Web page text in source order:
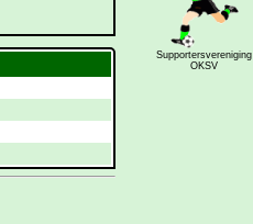
Supportersvereniging
OKSV